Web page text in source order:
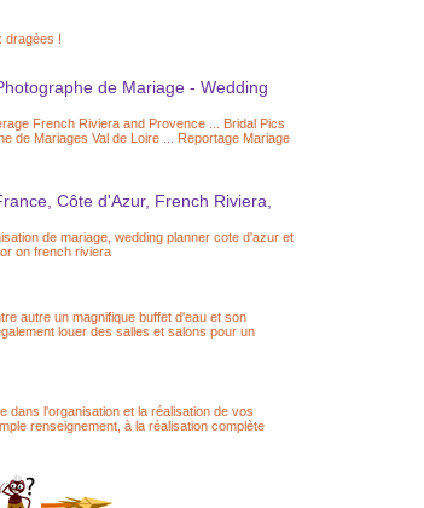
dragées !
de Mariage - Wedding
French Riviera and Provence ... Bridal Pics
de Mariages Val de Loire ... Reportage Mariage
Côte d'Azur, French Riviera,
de mariage, wedding planner cote d'azur et
on french riviera
autre un magnifique buffet d'eau et son
louer des salles et salons pour un
dans l'organisation et la réalisation de vos
renseignement, à la réalisation complète